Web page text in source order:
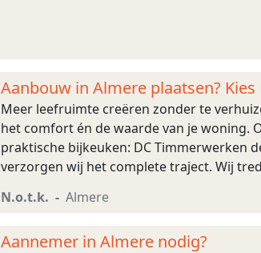
Aanbouw in Almere plaatsen?
Meer leefruimte creëren zonder te
het comfort én de waarde van je woning.
praktische bijkeuken: DC Timmerwerken
verzorgen wij het complete traject. Wij
N.o.t.k. Almere
Aannemer in Almere nodig?